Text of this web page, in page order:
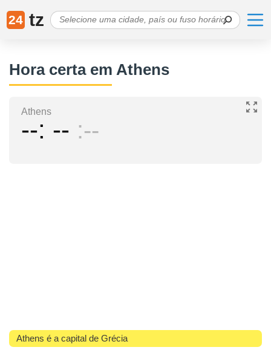
24 tz
Hora certa em Athens
Athens
-- -- --
Athens é a capital de Grécia